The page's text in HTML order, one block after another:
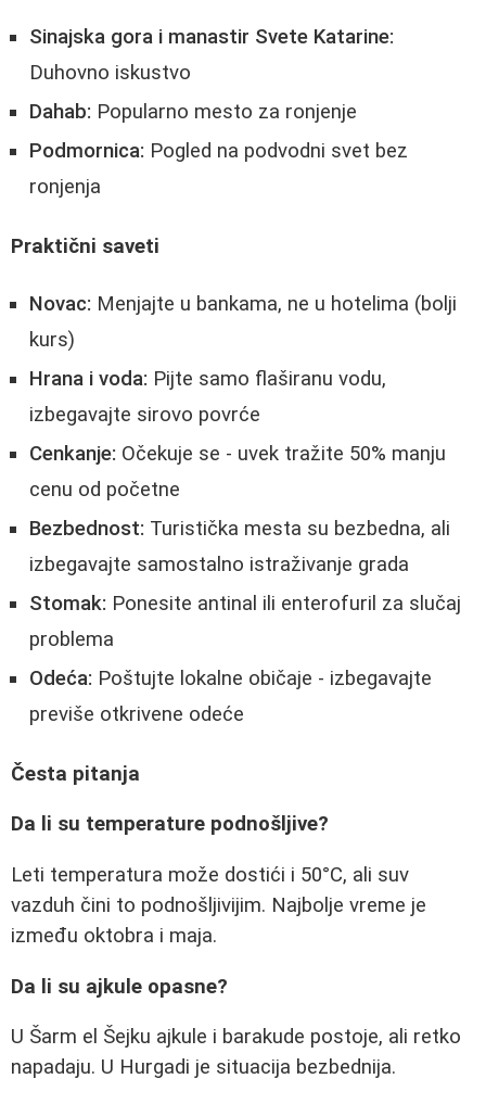
Sinajska gora i manastir Svete Katarine:
Duhovno iskustvo
Dahab: Popularno mesto za ronjenje
Podmornica: Pogled na podvodni svet bez
ronjenja
Praktični saveti
Novac: Menjajte u bankama, ne u hotelima (bolji
kurs)
Hrana i voda: Pijte samo flaširanu vodu,
izbegavajte sirovo povrće
Cenkanje: Očekuje se - uvek tražite 50% manju
cenu od početne
Bezbednost: Turistička mesta su bezbedna, ali
izbegavajte samostalno istraživanje grada
Stomak: Ponesite antinal ili enterofuril za slučaj
problema
Odeća: Poštujte lokalne običaje - izbegavajte
previše otkrivene odeće
Česta pitanja
Da li su temperature podnošljive?
Leti temperatura može dostići i 50°C, ali suv
vazduh čini to podnošljivijim. Najbolje vreme je
između oktobra i maja.
Da li su ajkule opasne?
U Šarm el Šejku ajkule i barakude postoje, ali retko
napadaju. U Hurgadi je situacija bezbednija.